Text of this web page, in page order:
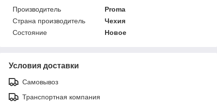
Производитель
Proma
Страна производитель
Чехия
Состояние
Новое
Условия доставки
Самовывоз
Транспортная компания